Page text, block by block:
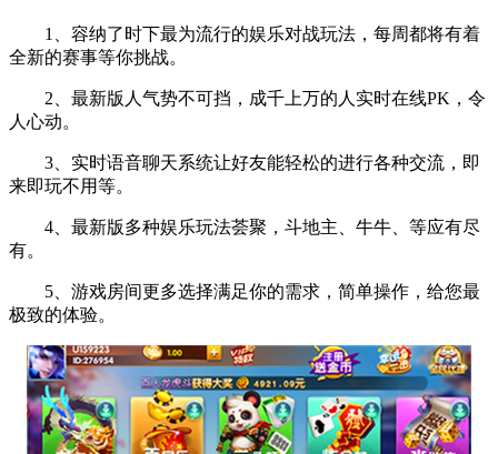
1、容纳了时下最为流行的娱乐对战玩法，每周都将有着
全新的赛事等你挑战。
2、最新版人气势不可挡，成千上万的人实时在线PK，令
人心动。
3、实时语音聊天系统让好友能轻松的进行各种交流，即
来即玩不用等。
4、最新版多种娱乐玩法荟聚，斗地主、牛牛、等应有尽
有。
5、游戏房间更多选择满足你的需求，简单操作，给您最
极致的体验。